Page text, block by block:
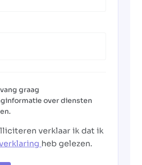
graag
over diensten
verklaar ik dat ik
heb gelezen.